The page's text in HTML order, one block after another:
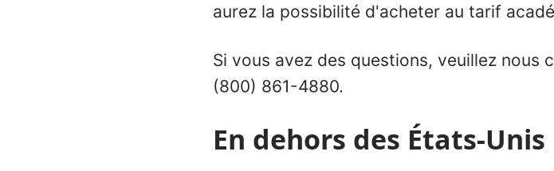
aurez la possibilité d'acheter au tarif
Si vous avez des questions, veuillez nous
(800) 861-4880.
En dehors des États-Unis